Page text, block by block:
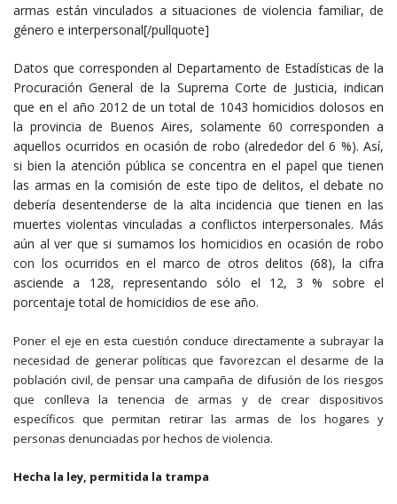
armas están vinculados a situaciones de violencia familiar, de
género e interpersonal[/pullquote]
Datos que corresponden al Departamento de Estadísticas de la
Procuración General de la Suprema Corte de Justicia, indican
que en el año 2012 de un total de 1043 homicidios dolosos en
la provincia de Buenos Aires, solamente 60 corresponden a
aquellos ocurridos en ocasión de robo (alrededor del 6 %). Así,
si bien la atención pública se concentra en el papel que tienen
las armas en la comisión de este tipo de delitos, el debate no
debería desentenderse de la alta incidencia que tienen en las
muertes violentas vinculadas a conflictos interpersonales. Más
aún al ver que si sumamos los homicidios en ocasión de robo
con los ocurridos en el marco de otros delitos (68), la cifra
asciende a 128, representando sólo el 12, 3 % sobre el
porcentaje total de homicidios de ese año.
Poner el eje en esta cuestión conduce directamente a subrayar la
necesidad de generar políticas que favorezcan el desarme de la
población civil, de pensar una campaña de difusión de los riesgos
que conlleva la tenencia de armas y de crear dispositivos
específicos que permitan retirar las armas de los hogares y
personas denunciadas por hechos de violencia.
Hecha la ley, permitida la trampa